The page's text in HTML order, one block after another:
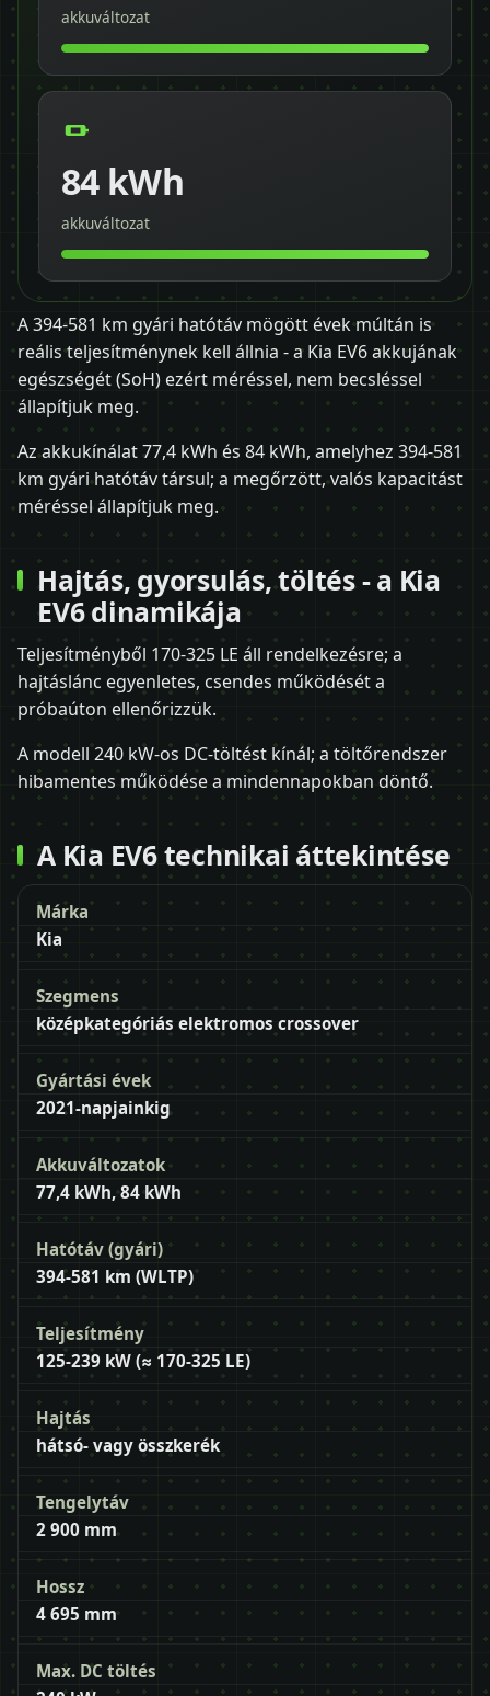
akkuváltozat
84 kWh
akkuváltozat
A 394-581 km gyári hatótáv mögött évek múltán is
reális teljesítménynek kell állnia - a Kia EV6 akkujának
egészségét (SoH) ezért méréssel, nem becsléssel
állapítjuk meg.
Az akkukínálat 77,4 kWh és 84 kWh, amelyhez 394-581
km gyári hatótáv társul; a megőrzött, valós kapacitást
méréssel állapítjuk meg.
Hajtás, gyorsulás, töltés - a Kia
EV6 dinamikája
Teljesítményből 170-325 LE áll rendelkezésre; a
hajtáslánc egyenletes, csendes működését a
próbaúton ellenőrizzük.
A modell 240 kW-os DC-töltést kínál; a töltőrendszer
hibamentes működése a mindennapokban döntő.
A Kia EV6 technikai áttekintése
Márka
Kia
Szegmens
középkategóriás elektromos crossover
Gyártási évek
2021-napjainkig
Akkuváltozatok
77,4 kWh, 84 kWh
Hatótáv (gyári)
394-581 km (WLTP)
Teljesítmény
125-239 kW (≈ 170-325 LE)
Hajtás
hátsó- vagy összkerék
Tengelytáv
2 900 mm
Hossz
4 695 mm
Max. DC töltés